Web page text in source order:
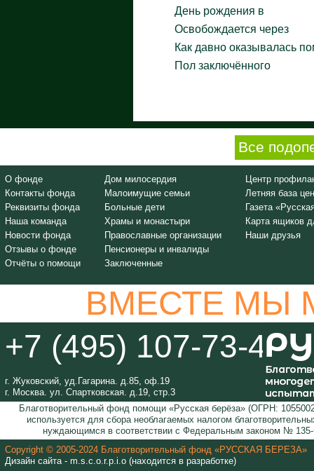
День рождения в
Освобождается через
Как давно оказывалась
Пол заключённого
Все
О фонде
Контакты фонда
Реквизиты фонда
Наша команда
Новости фонда
Отзывы о фонде
Отчёты о помощи
Дом милосердия
Малоимущие семьи
Больные дети
Храмы и монастыри
Православные организации
Пенсионеры и инвалиды
Заключенные
Центр
Летняя база
Газета
Карта ящиков
Наши друзья
+7 (495) 107-73-44
г. Жуковский, уд.Гагарина. д.85, оф.19
г. Москва. ул. Спартковская. д.19, стр.3
ВМЕСТЕ МЫ
Благотворительный фонд помощи «Русская берёза» (ОГРН:
используется для сбора необлагаемых налогом
нуждающимся в соответствии с Федеральным законом № 135-
Copyright © 2005-2024 Благотворительный фонд «РУССКАЯ БЕРЕЗА»
Дизайн сайта - m.s.c.o.r.p.i.o (находится в разработке)